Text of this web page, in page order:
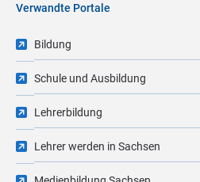
Verwandte Portale
Bildung
Schule und Ausbildung
Lehrerbildung
Lehrer werden in Sachsen